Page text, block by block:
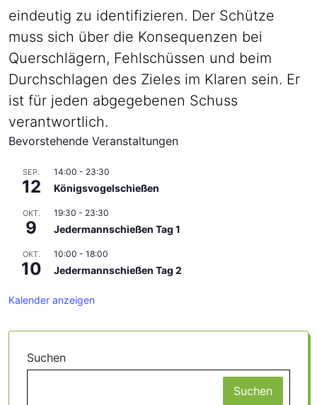
eindeutig zu identifizieren. Der Schütze
muss sich über die Konsequenzen bei
Querschlägern, Fehlschüssen und beim
Durchschlagen des Zieles im Klaren sein. Er
ist für jeden abgegebenen Schuss
verantwortlich.
Bevorstehende Veranstaltungen
SEP.
12
14:00 - 23:30
Königsvogelschießen
OKT.
9
19:30 - 23:30
Jedermannschießen Tag 1
OKT.
10
10:00 - 18:00
Jedermannschießen Tag 2
Kalender anzeigen
Suchen
Suchen